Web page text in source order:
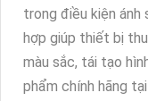
trong điều kiện ánh
hợp giúp thiết bị
màu sắc, tái tạo
phẩm chính hãng